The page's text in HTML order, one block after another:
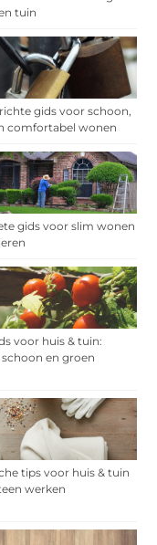
tuin
gids voor schoon,
comfortabel wonen
gids voor slim wonen
voor huis & tuin:
en groen
tips voor huis & tuin
werken